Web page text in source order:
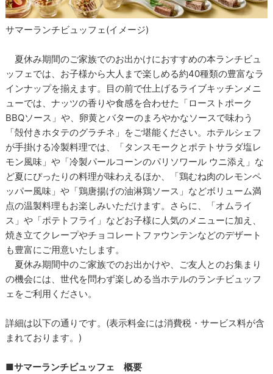
サマーランチビュッフェ(イメージ)
夏休み期間のご家族でのお出かけにおすすめの本ランチビュ
ッフェでは、お子様から大人まで楽しめる約40種類の豊富なラ
インナップを揃えます。目の前で仕上げるライブキッチンメニ
ューでは、ナッツの香りや食感を合わせた「ローストポーク
BBQソース」や、卵黄とバターのまろやかなソースで味わう
「殻付きホタテのグラチネ」をご堪能ください。ホテルシェフ
が手掛ける冷製料理では、「タンスモークとポテトサラダ塩レ
モン風味」や「冷製パールコーンのパリソワール ウニ添え」な
ど夏にぴったりの料理が味わえるほか、「鶏むね肉のレモンペ
ッパー風味」や「鶏唐揚げの油淋鶏ソース」などボリューム満
点の温製料理もお楽しみいただけます。さらに、「オムライ
ス」や「ポテトフライ」などお子様に人気のメニューに加え、
焼き立てクレープやチョコレートファウンテンなどのデザート
も豊富にご用意いたします。
夏休み期間中のご家族でのお出かけや、ご友人とのお集まり
の機会には、世代を問わず楽しめる当ホテルのランチビュッフ
ェをご利用ください。
詳細は以下の通りです。(表示料金には消費税・サービス料が含
まれております。)
■サマーランチビュッフェ 概要